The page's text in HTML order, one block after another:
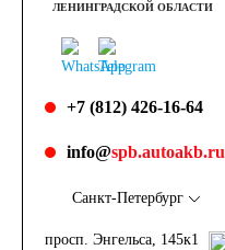
ЛЕНИНГРАДСКОЙ ОБЛАСТИ
+7 (812) 426-16-64
info@spb.autoakb.ru
Санкт-Петербург
просп. Энгельса, 145к1